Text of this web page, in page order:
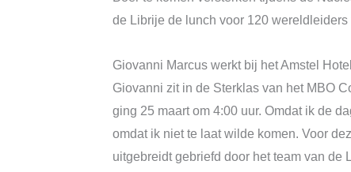
de Librije de lunch voor 120 wereldleiders
Giovanni Marcus werkt bij het Amstel Hotel
Giovanni zit in de Sterklas van het MBO
ging 25 maart om 4:00 uur. Omdat ik de
omdat ik niet te laat wilde komen. Voor
uitgebreidt gebriefd door het team van de